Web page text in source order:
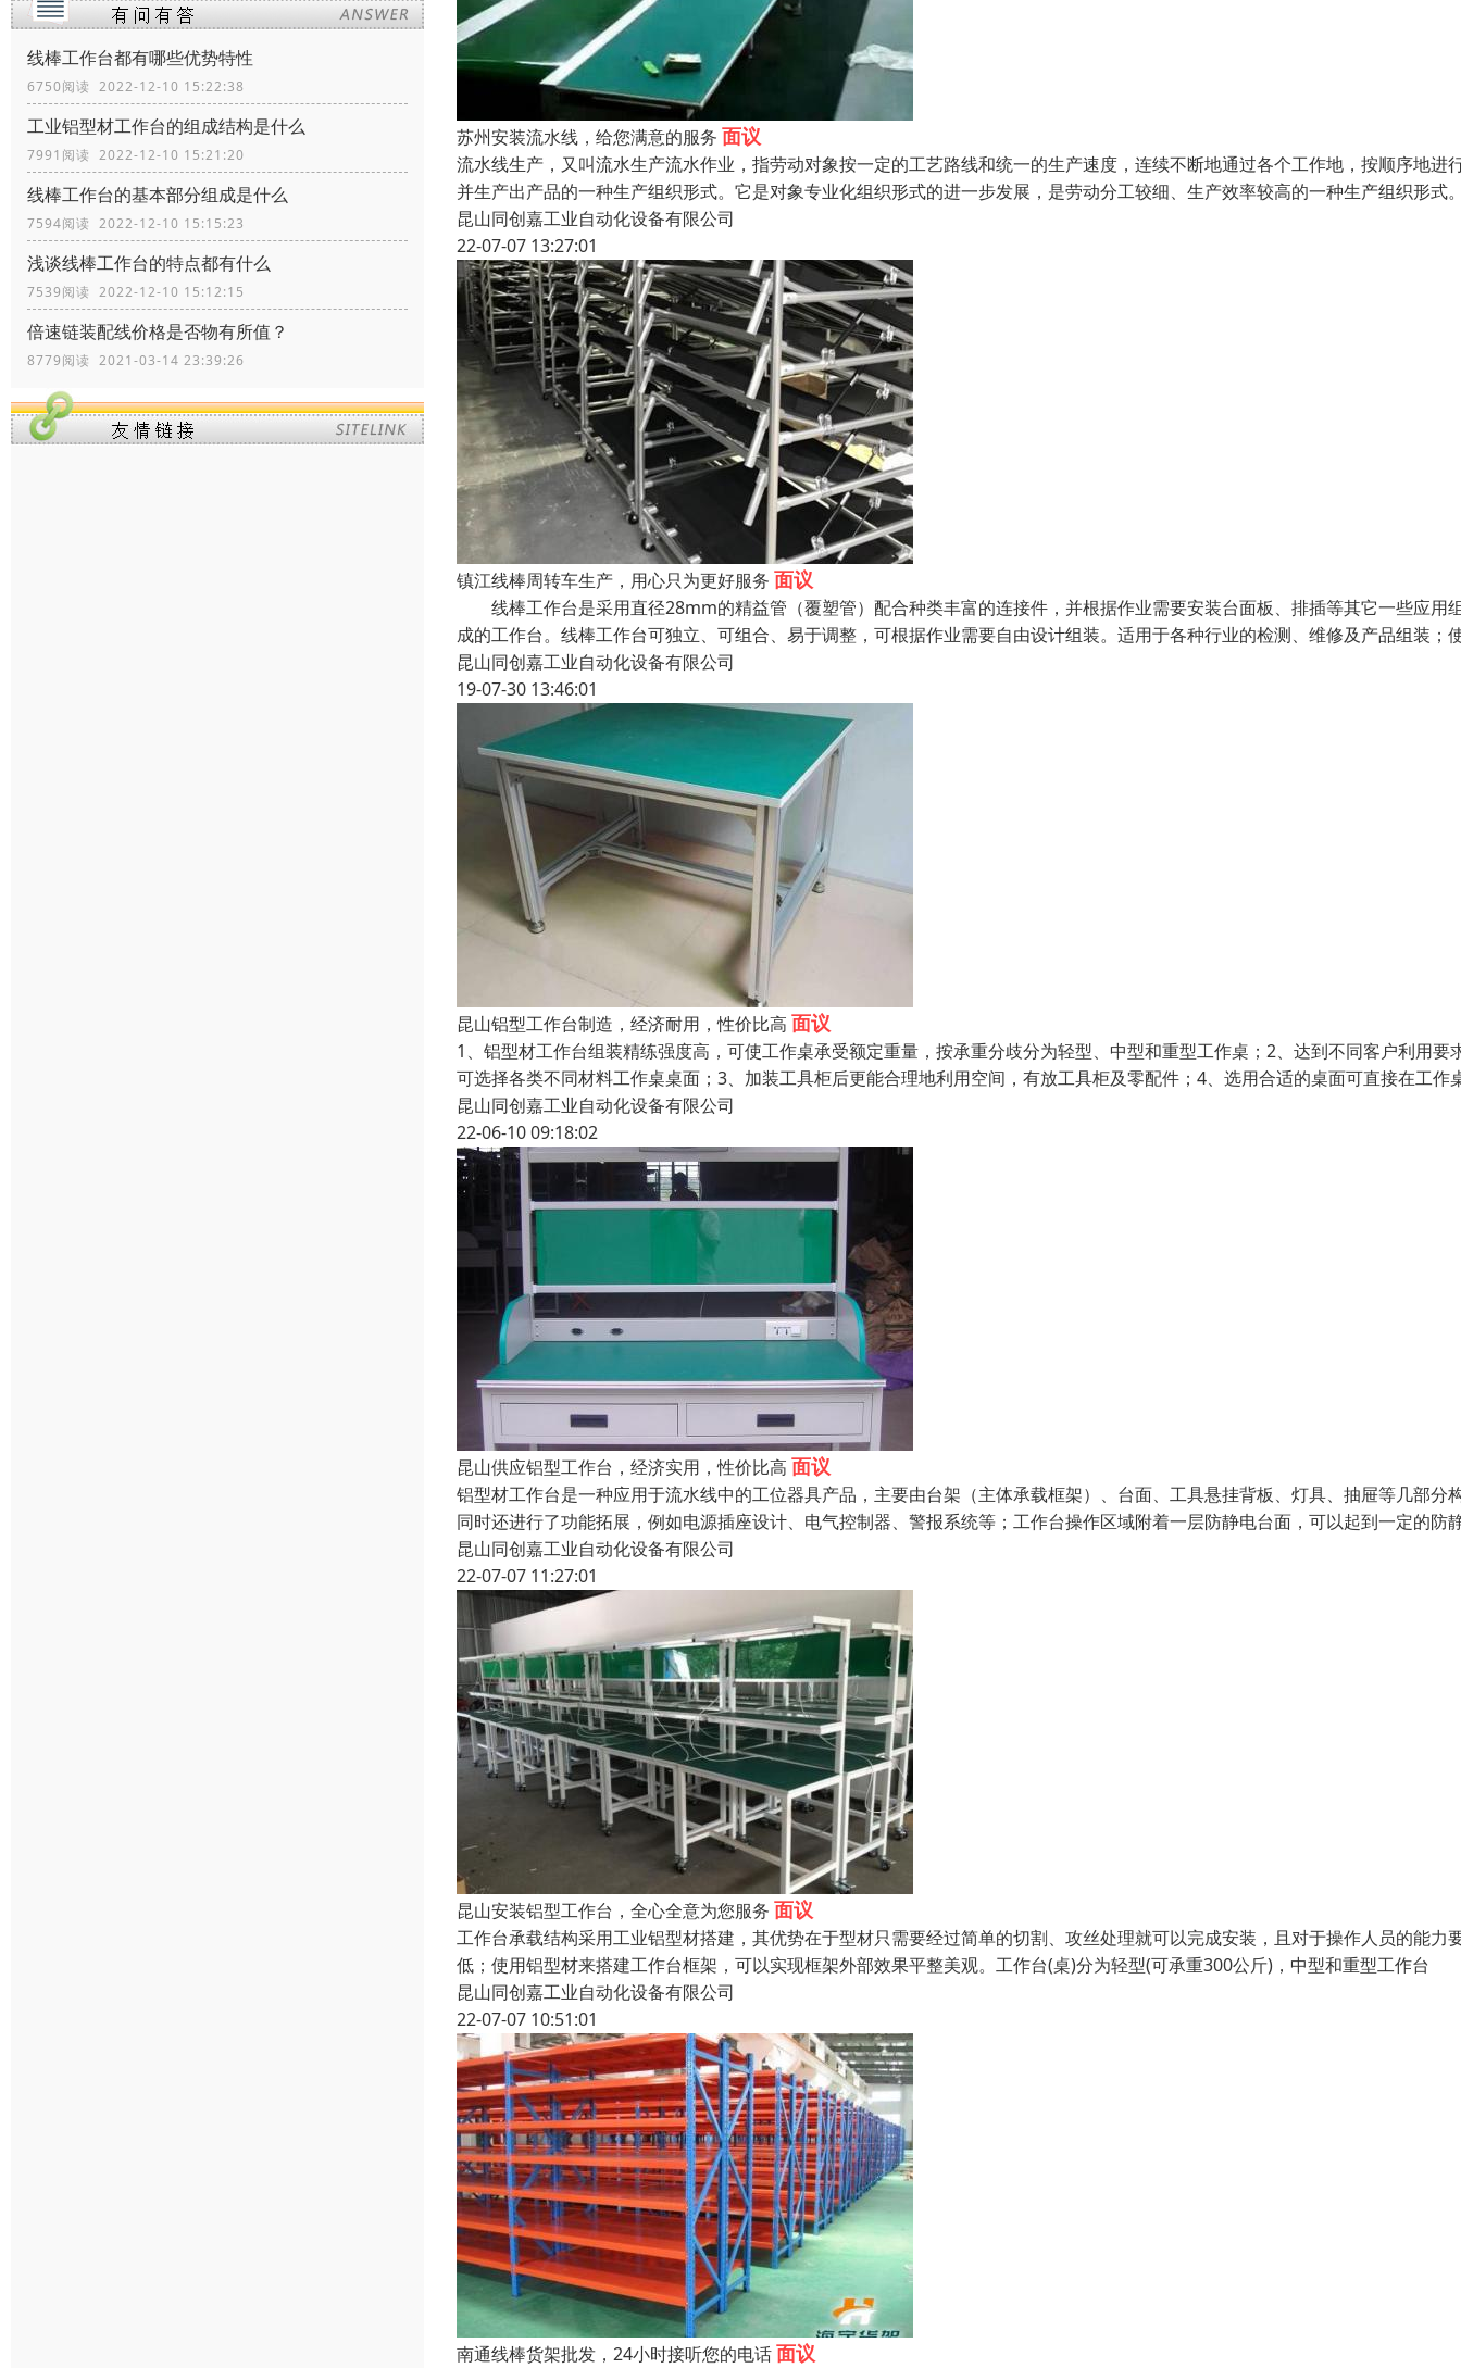
线棒工作台都有哪些优势特性
6750阅读 2022-12-10 15:22:38
工业铝型材工作台的组成结构是什么
7991阅读 2022-12-10 15:21:20
线棒工作台的基本部分组成是什么
7594阅读 2022-12-10 15:15:23
浅谈线棒工作台的特点都有什么
7539阅读 2022-12-10 15:12:15
倍速链装配线价格是否物有所值？
8779阅读 2021-03-14 23:39:26
苏州安装流水线，给您满意的服务 面议
流水线生产，又叫流水生产流水作业，指劳动对象按一定的工艺路线和统一的生产速度，连续不断地通过各个工作地，按顺序地进
并生产出产品的一种生产组织形式。它是对象专业化组织形式的进一步发展，是劳动分工较细、生产效率较高的一种生产组织形式
昆山同创嘉工业自动化设备有限公司
22-07-07 13:27:01
镇江线棒周转车生产，用心只为更好服务 面议
线棒工作台是采用直径28mm的精益管（覆塑管）配合种类丰富的连接件，并根据作业需要安装台面板、排插等其它一些应用
成的工作台。线棒工作台可独立、可组合、易于调整，可根据作业需要自由设计组装。适用于各种行业的检测、维修及产品组装；
昆山同创嘉工业自动化设备有限公司
19-07-30 13:46:01
昆山铝型工作台制造，经济耐用，性价比高 面议
1、铝型材工作台组装精练强度高，可使工作桌承受额定重量，按承重分歧分为轻型、中型和重型工作桌；2、达到不同客户利用要
可选择各类不同材料工作桌桌面；3、加装工具柜后更能合理地利用空间，有放工具柜及零配件；4、选用合适的桌面可直接在工作
昆山同创嘉工业自动化设备有限公司
22-06-10 09:18:02
昆山供应铝型工作台，经济实用，性价比高 面议
铝型材工作台是一种应用于流水线中的工位器具产品，主要由台架（主体承载框架）、台面、工具悬挂背板、灯具、抽屉等几部分
同时还进行了功能拓展，例如电源插座设计、电气控制器、警报系统等；工作台操作区域附着一层防静电台面，可以起到一定的防
昆山同创嘉工业自动化设备有限公司
22-07-07 11:27:01
昆山安装铝型工作台，全心全意为您服务 面议
工作台承载结构采用工业铝型材搭建，其优势在于型材只需要经过简单的切割、攻丝处理就可以完成安装，且对于操作人员的能力
低；使用铝型材来搭建工作台框架，可以实现框架外部效果平整美观。工作台(桌)分为轻型(可承重300公斤)，中型和重型工作台
昆山同创嘉工业自动化设备有限公司
22-07-07 10:51:01
南通线棒货架批发，24小时接听您的电话面议